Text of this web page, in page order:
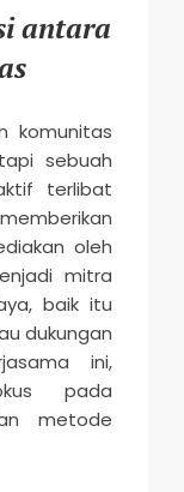
antara
komunitas
sebuah
terlibat
oleh
mitra
baik itu
dukungan
ini,
pada
metode